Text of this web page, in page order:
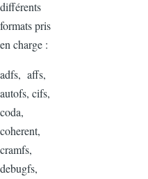
différents
formats pris
en charge :
adfs, affs,
autofs, cifs,
coda,
coherent,
cramfs,
debugfs,